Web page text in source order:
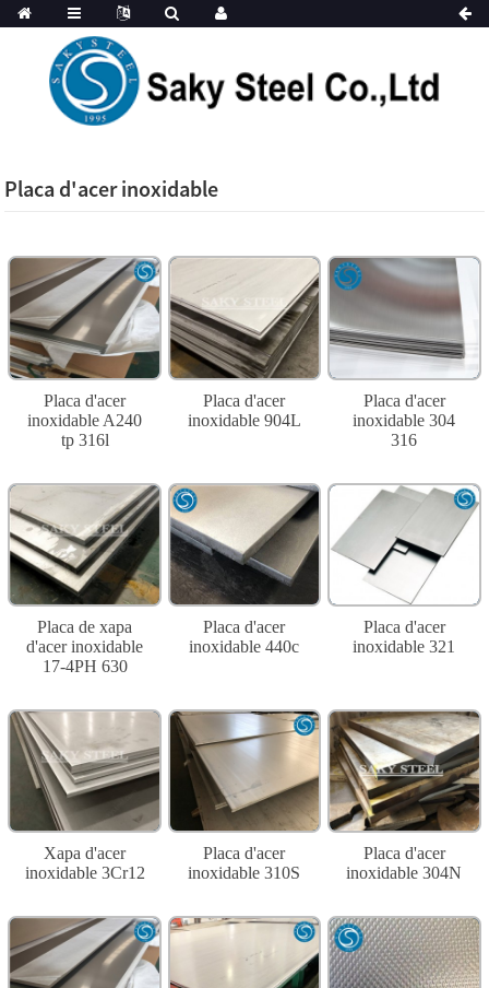
Placa d'acer inoxidable
Placa d'acer
inoxidable A240
tp 316l
Placa d'acer
inoxidable 904L
Placa d'acer
inoxidable 304
316
Placa de xapa
d'acer inoxidable
17-4PH 630
Placa d'acer
inoxidable 440c
Placa d'acer
inoxidable 321
Xapa d'acer
inoxidable 3Cr12
Placa d'acer
inoxidable 310S
Placa d'acer
inoxidable 304N